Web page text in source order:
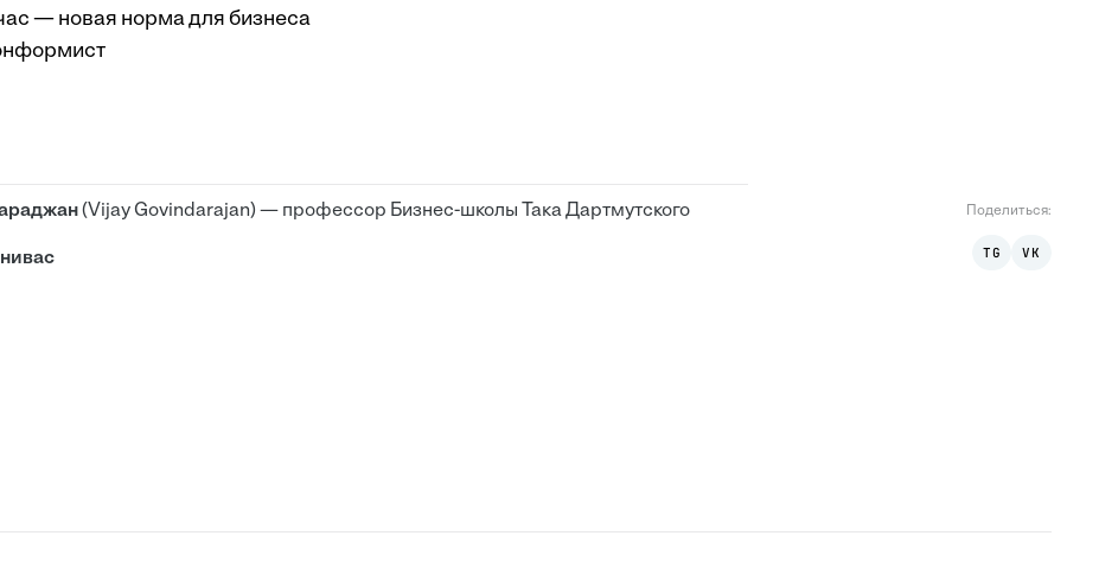
­— новая норма для бизнеса
(Vijay Govindarajan) — профессор Бизнес-школы Така Дартмутского
Поделиться:
TG VK